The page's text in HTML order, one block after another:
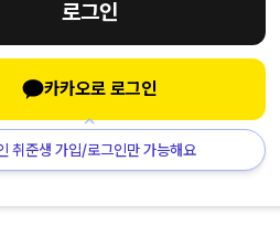
로그인
카카오로 로그인
취준생 가입/로그인만 가능해요